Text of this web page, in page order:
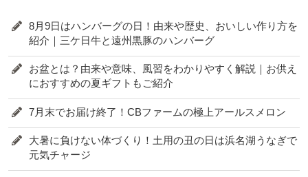
8月9日はハンバーグの日！由来や歴史、おいしい作り方を
紹介｜三ケ日牛と遠州黒豚のハンバーグ
お盆とは？由来や意味、風習をわかりやすく解説｜お供え
におすすめの夏ギフトもご紹介
7月末でお届け終了！CBファームの極上アールスメロン
大暑に負けない体づくり！土用の丑の日は浜名湖うなぎで
元気チャージ